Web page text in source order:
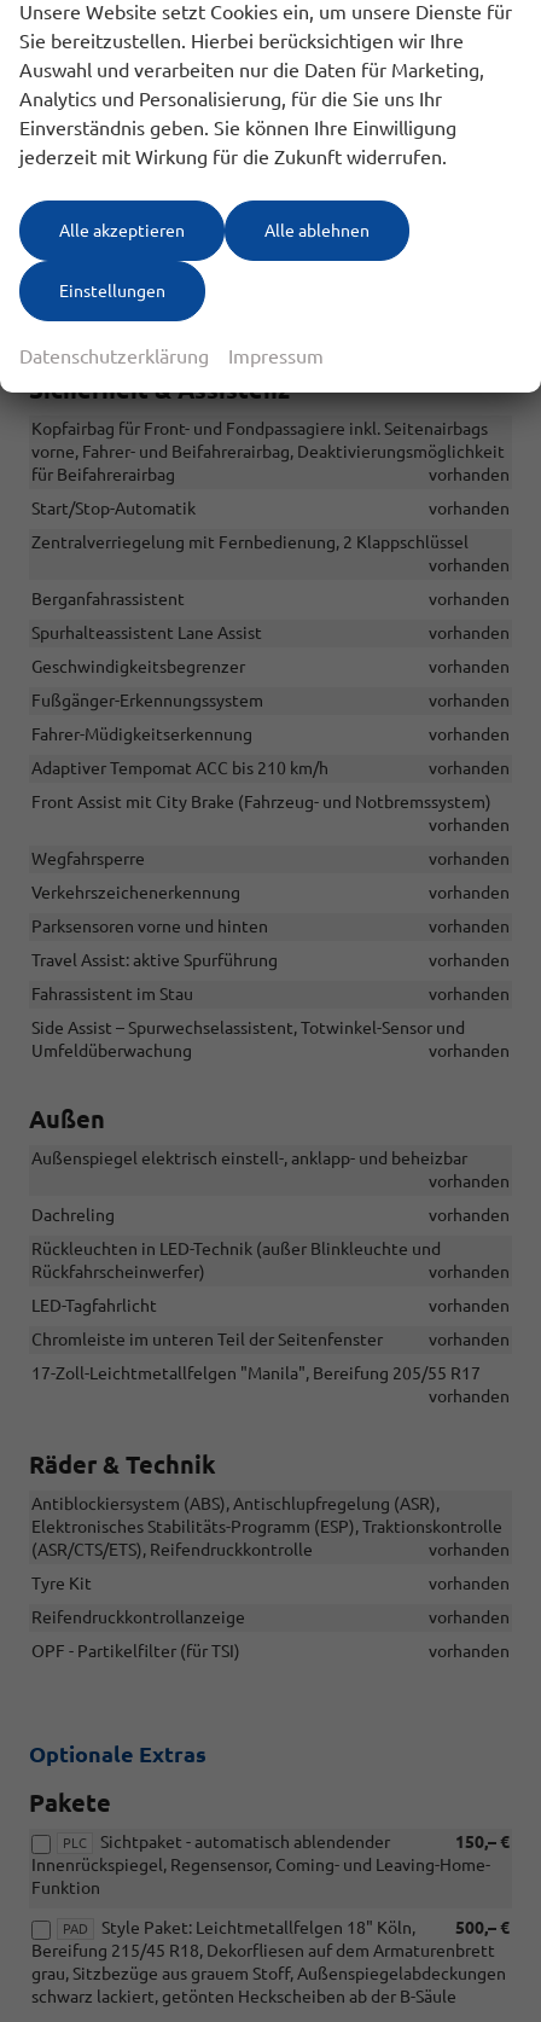
vorhanden
2 x USB-C Anschlüsse vorne und 2 x USB-C Anschlüsse hinten
(nur zum Laden)
App-Connect Wireless - drahtlose Telefonverbindung via
AndroidAuto oder Apple Carplay
DAB+
Digitales Cockpit - 8-Zoll-LCD-Instrumententafel
Radio Ready2Discover 8" Farb-Touchscreen, 6 Lautsprecher
(zusätzliche Aktivierung der Navigation über WE Upgrade,
Streaming & Internet möglich)
Sicherheit & Assistenz
Kopfairbag für Front- und Fondpassagiere inkl. Seitenairbags
vorne, Fahrer- und Beifahrerairbag, Deaktivierungsmöglichkeit
für Beifahrerairbag
vorhanden
Start/Stop-Automatik
vorhanden
Zentralverriegelung mit Fernbedienung, 2 Klappschlüssel
vorhanden
Berganfahrassistent
vorhanden
Spurhalteassistent Lane Assist
vorhanden
Geschwindigkeitsbegrenzer
vorhanden
Fußgänger-Erkennungssystem
vorhanden
Fahrer-Müdigkeitserkennung
vorhanden
Adaptiver Tempomat ACC bis 210 km/h
vorhanden
Front Assist mit City Brake (Fahrzeug- und Notbremssystem)
vorhanden
Wegfahrsperre
vorhanden
Verkehrszeichenerkennung
vorhanden
Parksensoren vorne und hinten
vorhanden
Travel Assist: aktive Spurführung
vorhanden
Fahrassistent im Stau
vorhanden
Side Assist – Spurwechselassistent, Totwinkel-Sensor und
Umfeldüberwachung
vorhanden
Außen
Außenspiegel elektrisch einstell-, anklapp- und beheizbar
vorhanden
Dachreling
vorhanden
Rückleuchten in LED-Technik (außer Blinkleuchte und
Rückfahrscheinwerfer)
vorhanden
LED-Tagfahrlicht
vorhanden
Chromleiste im unteren Teil der Seitenfenster
vorhanden
17-Zoll-Leichtmetallfelgen "Manila", Bereifung 205/55 R17
vorhanden
Räder & Technik
Antiblockiersystem (ABS), Antischlupfregelung (ASR),
Elektronisches Stabilitäts-Programm (ESP), Traktionskontrolle
(ASR/CTS/ETS), Reifendruckkontrolle
vorhanden
Tyre Kit
vorhanden
Reifendruckkontrollanzeige
vorhanden
OPF - Partikelfilter (für TSI)
vorhanden
Optionale Extras
Pakete
PLC 150,– €
Sichtpaket - automatisch ablendender
Innenrückspiegel, Regensensor, Coming- und Leaving-Home-
Funktion
PAD 500,– €
Style Paket: Leichtmetallfelgen 18" Köln,
Bereifung 215/45 R18, Dekorfliesen auf dem Armaturenbrett
grau, Sitzbezüge aus grauem Stoff, Außenspiegelabdeckungen
schwarz lackiert, getönten Heckscheiben ab der B-Säule
Unsere Website setzt Cookies ein, um unsere Dienste für
Sie bereitzustellen. Hierbei berücksichtigen wir Ihre
Auswahl und verarbeiten nur die Daten für Marketing,
Analytics und Personalisierung, für die Sie uns Ihr
Einverständnis geben. Sie können Ihre Einwilligung
jederzeit mit Wirkung für die Zukunft widerrufen.
Alle akzeptieren Alle ablehnen
Einstellungen
Datenschutzerklärung Impressum